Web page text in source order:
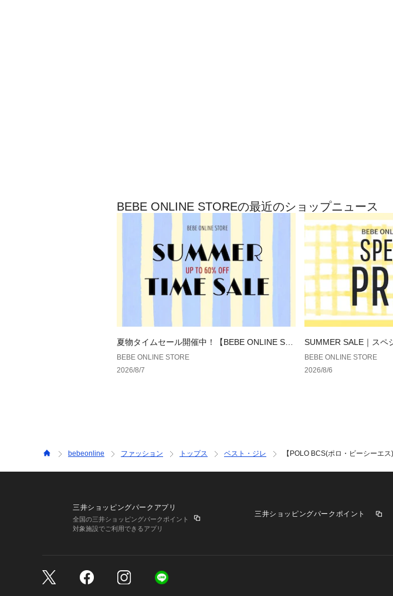
BEBE ONLINE STOREの最近のショップニュース
夏物タイムセール開催中！【BEBE ONLINE ST
ORE】
BEBE ONLINE STORE
2026/8/7
SUMMER SALE｜スペ
【BEBE ONLINE
BEBE ONLINE STORE
2026/8/6
bebeonline ファッション トップス ベスト・ジレ 【POLO BCS(ポロ・ビーシーエ
三井ショッピングパークアプリ
全国の三井ショッピングパークポイント
対象施設でご利用できるアプリ
三井ショッピングパークポイント